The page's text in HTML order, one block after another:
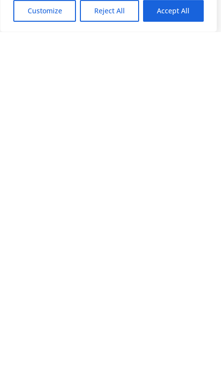
Customize Reject All Accept All